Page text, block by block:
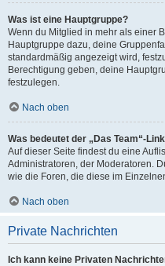
Was ist eine Hauptgruppe?
Wenn du Mitglied in mehr als einer
Hauptgruppe dazu, deine
standardmäßig angezeigt wird,
Berechtigung geben, deine
festzulegen.
Nach oben
Was bedeutet der „Das Team“-
Auf dieser Seite findest du eine
Administratoren, der Moderatoren.
wie die Foren, die diese im
Nach oben
Private Nachrichten
Ich kann keine Privaten